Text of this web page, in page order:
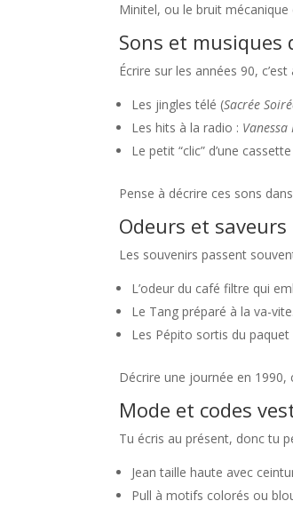
Minitel, ou le bruit mécanique
Sons et musiques
Écrire sur les années 90,
Les jingles télé (Sacrée
Les hits à la radio :
Le petit “clic” d’une
Pense à décrire ces sons
Odeurs et
Les souvenirs passent
L’odeur du café filtre qui
Le Tang préparé à la va-vite.
Les Pépito sortis du paquet
Décrire une journée en 1990,
Mode et codes
Tu écris au présent, donc tu
Jean taille haute avec
Pull à motifs colorés ou